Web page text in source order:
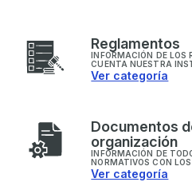
Reglamentos
INFORMACIÓN DE LOS
CUENTA NUESTRA
Ver categoría
Documentos
organización
INFORMACIÓN DE
NORMATIVOS CON
Ver categoría